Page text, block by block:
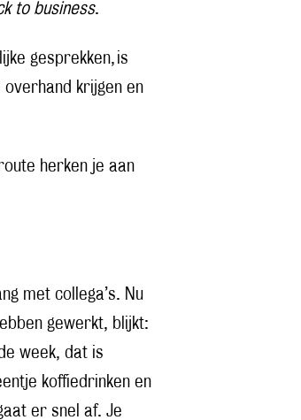
to business.
gesprekken, is
krijgen en
herken je aan
met collega’s. Nu
gewerkt, blijkt:
week, dat is
koffiedrinken en
er snel af. Je